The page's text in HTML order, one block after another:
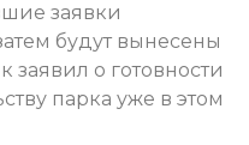
заявки
будут вынесены
о готовности
парка уже в этом